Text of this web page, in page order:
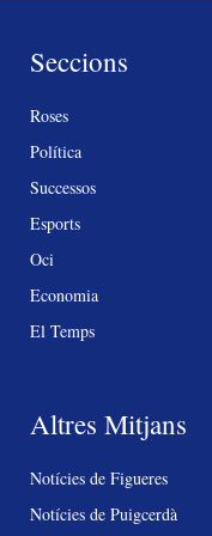
Seccions
Roses
Política
Successos
Esports
Oci
Economia
El Temps
Altres Mitjans
Notícies de Figueres
Notícies de Puigcerdà